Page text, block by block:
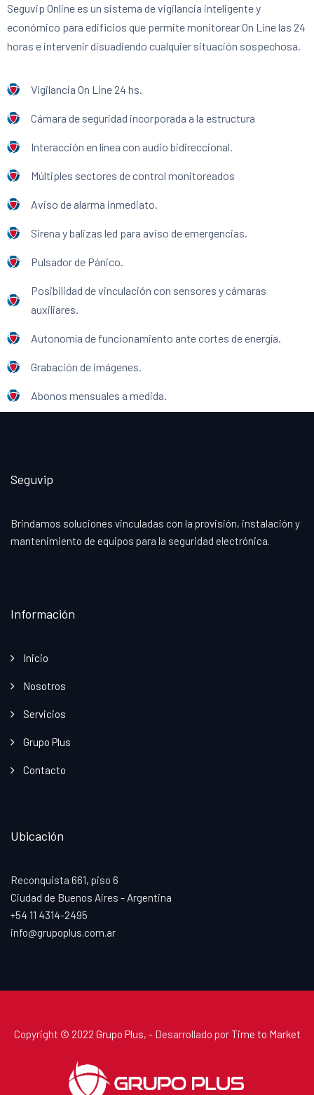
Seguvip Online es un sistema de vigilancia inteligente y
económico para edificios que permite monitorear On Line las 24
horas e intervenir disuadiendo cualquier situación sospechosa.
Vigilancia On Line 24 hs.
Cámara de seguridad incorporada a la estructura
Interacción en línea con audio bidireccional.
Múltiples sectores de control monitoreados
Aviso de alarma inmediato.
Sirena y balizas led para aviso de emergencias.
Pulsador de Pánico.
Posibilidad de vinculación con sensores y cámaras
auxiliares.
Autonomía de funcionamiento ante cortes de energía.
Grabación de imágenes.
Abonos mensuales a medida.
Seguvip
Brindamos soluciones vinculadas con la provisión, instalación y
mantenimiento de equipos para la seguridad electrónica.
Información
Inicio
Nosotros
Servicios
Grupo Plus
Contacto
Ubicación
Reconquista 661, piso 6
Ciudad de Buenos Aires - Argentina
+54 11 4314-2495
info@grupoplus.com.ar
Copyright © 2022 Grupo Plus, - Desarrollado porTime to Market